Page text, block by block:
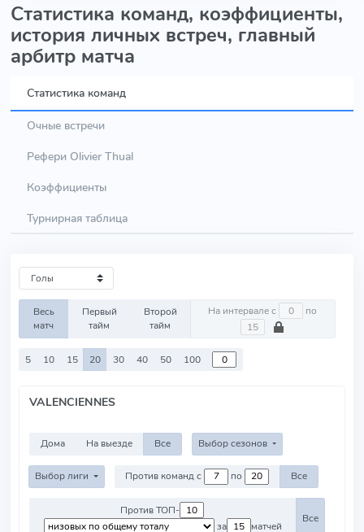
Статистика команд, коэффициенты,
история личных встреч, главный
арбитр матча
Статистика команд
Очные встречи
Рефери Olivier Thual
Коэффициенты
Турнирная таблица
Весь
матч
Первый
тайм
Второй
тайм
На интервале с по
5 10 15 20 30 40 50 100
VALENCIENNES
Дома На выезде Все Выбор сезонов
Выбор лиги Против команд с по Все
Против ТОП-
за
матчей
Все